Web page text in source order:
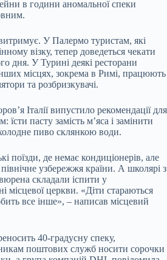
в години аномальної спеки
У Палермо туристам, які
візку, тепер доведеться чекати
дня. У Турині деякі ресторани
місцях, зокрема в Римі, працюють
та розбризкувачі.
Італії випустило рекомендації для
їсти пасту замість м’яса і замінити
пиво склянкою води.
поїзди, де немає кондиціонерів, але
узбережжя країни. А школярі з
складали іспити у
місцевої церкви. «Діти стараються
все інше», – написав місцевий
40-градусну спеку,
поштових служб носити сорочки